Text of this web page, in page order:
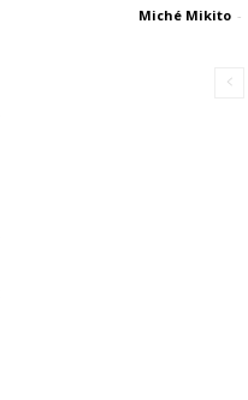
Miché Mikito -